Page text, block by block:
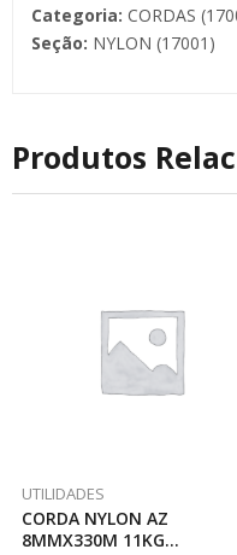
Categoria: CORDAS
Seção: NYLON (17001)
Produtos
UTILIDADES
CORDA NYLON AZ
8MMX330M 11KG